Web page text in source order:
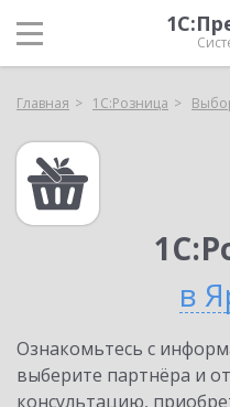
Главная 1С:Розница
в
Ознакомьтесь с
выберите партнёра и
консультацию,